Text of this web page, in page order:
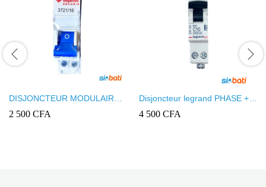
DISJONCTEUR MODULAIRE
INGELEC + NEUT REF
3721/16
2 500 CFA
Disjoncteur legrand PHASE +
NEUTRE RX3 230V 10A
4 500 CFA